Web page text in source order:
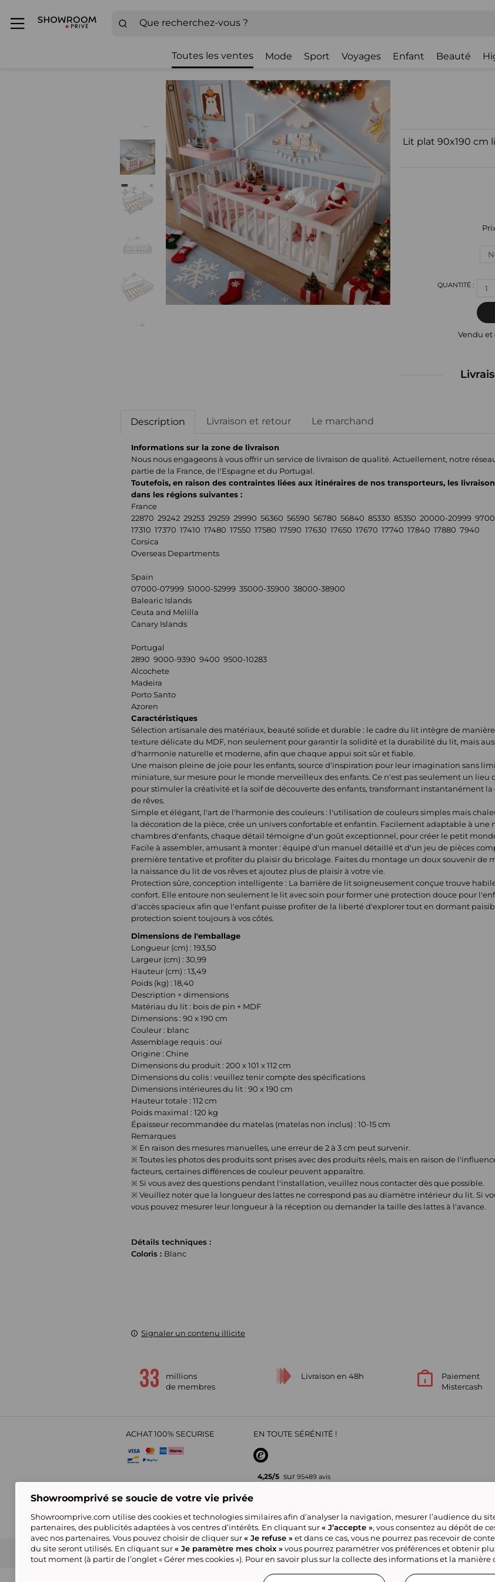
Toutes les ventes Mode Sport Voyages Enfant Beauté
Zoom
Lit plat 90x190 cm
1
Vendu et
Description Livraison et retour Le marchand
Informations sur la zone de livraison
Nous nous engageons à vous offrir un service de livraison de qualité. Actuellement, notre
partie de la France, de l'Espagne et du Portugal.
Toutefois, en raison des contraintes liées aux itinéraires de nos transporteurs, les
dans les régions suivantes :
France
22870 29242 29253 29259 29990 56360 56590 56780 56840 85330 85350 20000-20999
17310 17370 17410 17480 17550 17580 17590 17630 17650 17670 17740 17840 17880 7940
Corsica
Overseas Departments
Spain
07000-07999 51000-52999 35000-35900 38000-38900
Balearic Islands
Ceuta and Melilla
Canary Islands
Portugal
2890 9000-9390 9400 9500-10283
Alcochete
Madeira
Porto Santo
Azoren
Caractéristiques
Sélection artisanale des matériaux, beauté solide et durable : le cadre du lit intègre de
texture délicate du MDF, non seulement pour garantir la solidité et la durabilité du lit, mais
d'harmonie naturelle et moderne, afin que chaque appui soit sûr et fiable.
Une maison pleine de joie pour les enfants, source d'inspiration pour leur imagination sans
miniature, sur mesure pour le monde merveilleux des enfants. Ce n'est pas seulement un lieu
pour stimuler la créativité et la soif de découverte des enfants, transformant instantanément
de rêves.
Simple et élégant, l'art de l'harmonie des couleurs : l'utilisation de couleurs simples mais
la décoration de la pièce, crée un univers confortable et enfantin. Facilement adaptable à
chambres d'enfants, chaque détail témoigne d'un goût exceptionnel, pour créer le petit
Facile à assembler, amusant à monter : équipé d'un manuel détaillé et d'un jeu de pièces
première tentative et profiter du plaisir du bricolage. Faites du montage un doux souvenir de
la naissance du lit de vos rêves et ajoutez plus de plaisir à votre vie.
Protection sûre, conception intelligente : La barrière de lit soigneusement conçue trouve
confort. Elle entoure non seulement le lit avec soin pour former une protection douce pour
d'accès spacieux afin que l'enfant puisse profiter de la liberté d'explorer tout en dormant
protection soient toujours à vos côtés.
Dimensions de l'emballage
Longueur (cm) : 193,50
Largeur (cm) : 30,99
Hauteur (cm) : 13,49
Poids (kg) : 18,40
Description + dimensions
Matériau du lit : bois de pin + MDF
Dimensions : 90 x 190 cm
Couleur : blanc
Assemblage requis : oui
Origine : Chine
Dimensions du produit : 200 x 101 x 112 cm
Dimensions du colis : veuillez tenir compte des spécifications
Dimensions intérieures du lit : 90 x 190 cm
Hauteur totale : 112 cm
Poids maximal : 120 kg
Épaisseur recommandée du matelas (matelas non inclus) : 10-15 cm
Remarques
※ En raison des mesures manuelles, une erreur de 2 à 3 cm peut survenir.
※ Toutes les photos des produits sont prises avec des produits réels, mais en raison de
facteurs, certaines différences de couleur peuvent apparaître.
※ Si vous avez des questions pendant l'installation, veuillez nous contacter dès que possible.
※ Veuillez noter que la longueur des lattes ne correspond pas au diamètre intérieur du lit. Si
vous pouvez mesurer leur longueur à la réception ou demander la taille des lattes à l'avance.
Détails techniques :
Coloris : Blanc
Signaler un contenu illicite
millions
de membres
Livraison en 48h
Paiement
Mistercash
ACHAT 100% SECURISE EN TOUTE SÉRÉNITÉ !
4,25/5 sur 95489 avis
pour vos achats
CGV Politique de Confidentialité Showroomprive group Nous contacter Gérer mes cookies Conditions
Classement
Tous nos produits
Showroomprivé se soucie de votre vie privée
Showroomprive.com utilise des cookies et technologies similaires afin d’analyser la navigation, mesurer l’audience du
partenaires, des publicités adaptées à vos centres d’intérêts. En cliquant sur« J’accepte », vous consentez au dépôt de
avec nos partenaires. Vous pouvez choisir de cliquer sur« Je refuse »et dans ce cas, vous ne pourrez pas recevoir de
du site seront utilisés. En cliquant sur« Je paramètre mes choix »vous pourrez paramétrer vos préférences et obtenir
tout moment (à partir de l’onglet « Gérer mes cookies »). Pour en savoir plus sur la collecte des informations et la